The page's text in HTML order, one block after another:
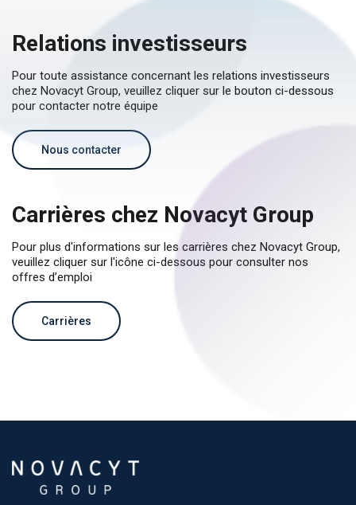
Relations investisseurs
Pour toute assistance concernant les relations investisseurs
chez Novacyt Group, veuillez cliquer sur le bouton ci-dessous
pour contacter notre équipe
Nous contacter
Carrières chez Novacyt Group
Pour plus d'informations sur les carrières chez Novacyt Group,
veuillez cliquer sur l'icône ci-dessous pour consulter nos
offres d’emploi
Carrières